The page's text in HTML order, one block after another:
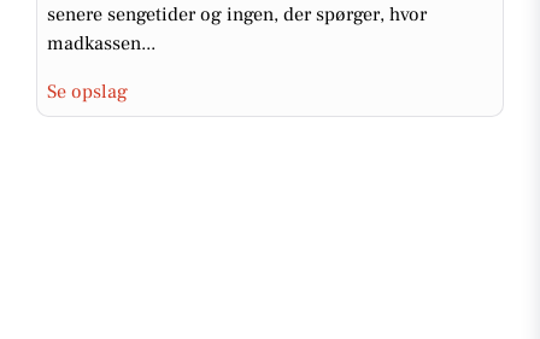
senere sengetider og ingen, der spørger, hvor
madkassen...
Se opslag